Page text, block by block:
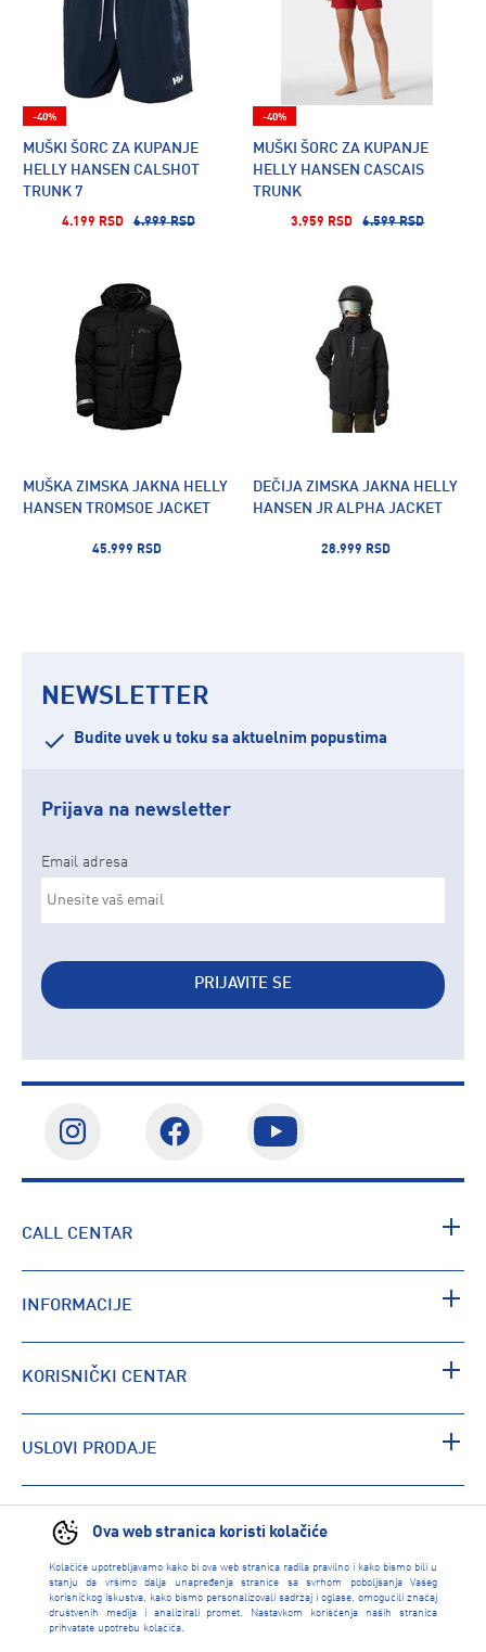
Ova web stranica koristi kolačiće
Kolačiće upotrebljavamo kako bi ova web stranica radila pravilno i kako bismo bili u
stanju da vršimo dalja unapređenja stranice sa svrhom poboljšanja Vašeg
korisničkog iskustva, kako bismo personalizovali sadržaj i oglase, omogućili značaj
društvenih medija i analizirali promet. Nastavkom korišćenja naših stranica
prihvatate upotrebu kolačića.
MUŠKI ŠORC ZA KUPANJE
HELLY HANSEN CALSHOT
TRUNK 7
4.199 RSD 6.999 RSD
-40%
MUŠKI ŠORC ZA KUPANJE
HELLY HANSEN CASCAIS
TRUNK
3.959 RSD 6.599 RSD
-40%
MUŠKA ZIMSKA JAKNA HELLY
HANSEN TROMSOE JACKET
45.999 RSD
DEČIJA ZIMSKA JAKNA HELLY
HANSEN JR ALPHA JACKET
28.999 RSD
NEWSLETTER
Budite uvek u toku sa aktuelnim popustima
Prijava na newsletter
Email adresa
PRIJAVITE SE
CALL CENTAR
INFORMACIJE
KORISNIČKI CENTAR
USLOVI PRODAJE
PRONAĐI RADNJU